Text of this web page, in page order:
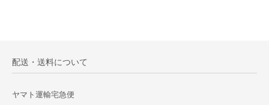
配送・送料について
ヤマト運輸宅急便